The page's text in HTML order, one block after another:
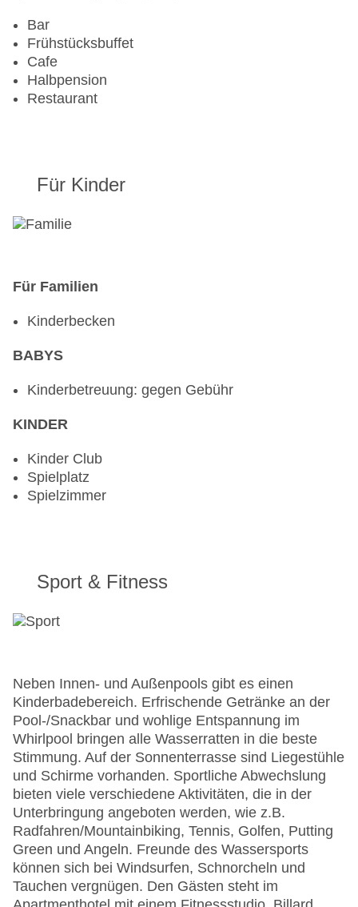
Bar
Frühstücksbuffet
Cafe
Halbpension
Restaurant
Für Kinder
Für Familien
Kinderbecken
BABYS
Kinderbetreuung: gegen Gebühr
KINDER
Kinder Club
Spielplatz
Spielzimmer
Sport & Fitness
Neben Innen- und Außenpools gibt es einen
Kinderbadebereich. Erfrischende Getränke an der
Pool-/Snackbar und wohlige Entspannung im
Whirlpool bringen alle Wasserratten in die beste
Stimmung. Auf der Sonnenterrasse sind Liegestühle
und Schirme vorhanden. Sportliche Abwechslung
bieten viele verschiedene Aktivitäten, die in der
Unterbringung angeboten werden, wie z.B.
Radfahren/Mountainbiking, Tennis, Golfen, Putting
Green und Angeln. Freunde des Wassersports
können sich bei Windsurfen, Schnorcheln und
Tauchen vergnügen. Den Gästen steht im